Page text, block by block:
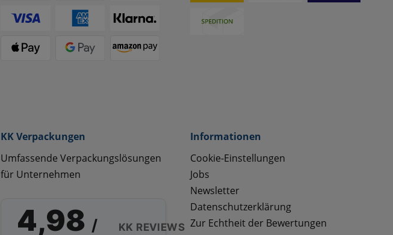
KK Verpackungen
Umfassende Verpackungslösungen
für Unternehmen
4,98 / KK REVIEWS
Informationen
Cookie-Einstellungen
Jobs
Newsletter
Datenschutzerklärung
Zur Echtheit der Bewertungen